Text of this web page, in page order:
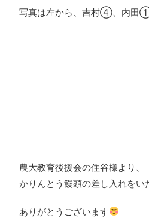
写真は左から、吉村④、内田
農大教育後援会の住谷様より、
かりんとう饅頭の差し入れをい
ありがとうございます